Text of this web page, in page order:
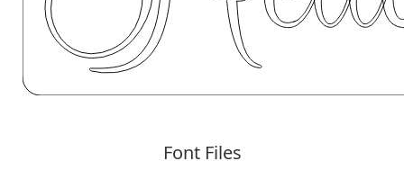
Font Files